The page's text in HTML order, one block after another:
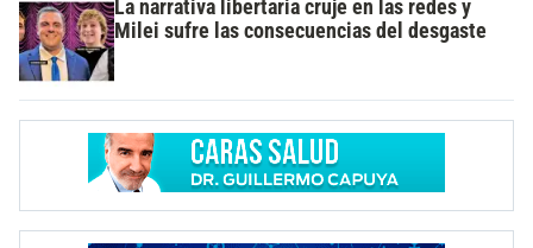
La narrativa libertaria cruje en las redes y
Milei sufre las consecuencias del desgaste